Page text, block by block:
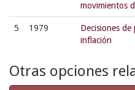
movimientos
5 1979
Decisiones de
inflación
Otras opciones